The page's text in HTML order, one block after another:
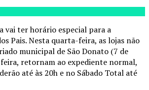
vai ter horário especial para a
Pais. Nesta quarta-feira, as lojas não
municipal de São Donato (7 de
retornam ao expediente normal,
até às 20h e no Sábado Total até